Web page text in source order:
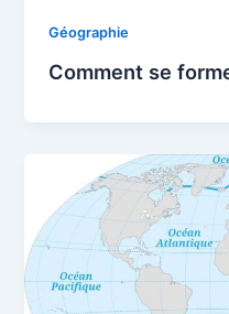
Géographie
Comment se